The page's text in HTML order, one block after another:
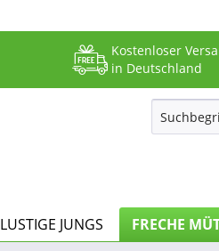
Kostenloser
in Deutschland
LUSTIGE JUNGS FRECHE